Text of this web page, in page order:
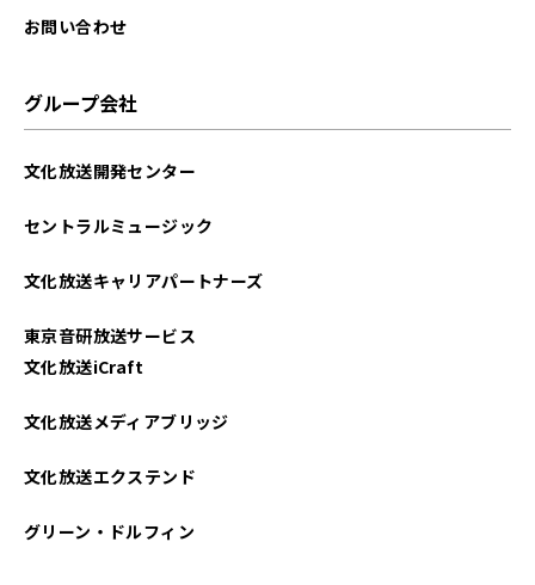
お問い合わせ
グループ会社
文化放送開発センター
セントラルミュージック
文化放送キャリアパートナーズ
東京音研放送サービス
文化放送iCraft
文化放送メディアブリッジ
文化放送エクステンド
グリーン・ドルフィン